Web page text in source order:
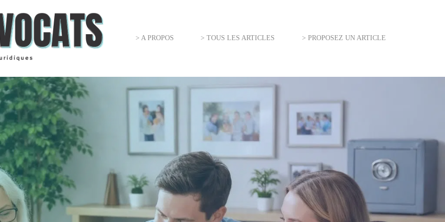
> A PROPOS > TOUS LES ARTICLES > PROPOSEZ UN ARTICLE